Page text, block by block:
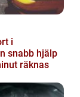
i
räknas